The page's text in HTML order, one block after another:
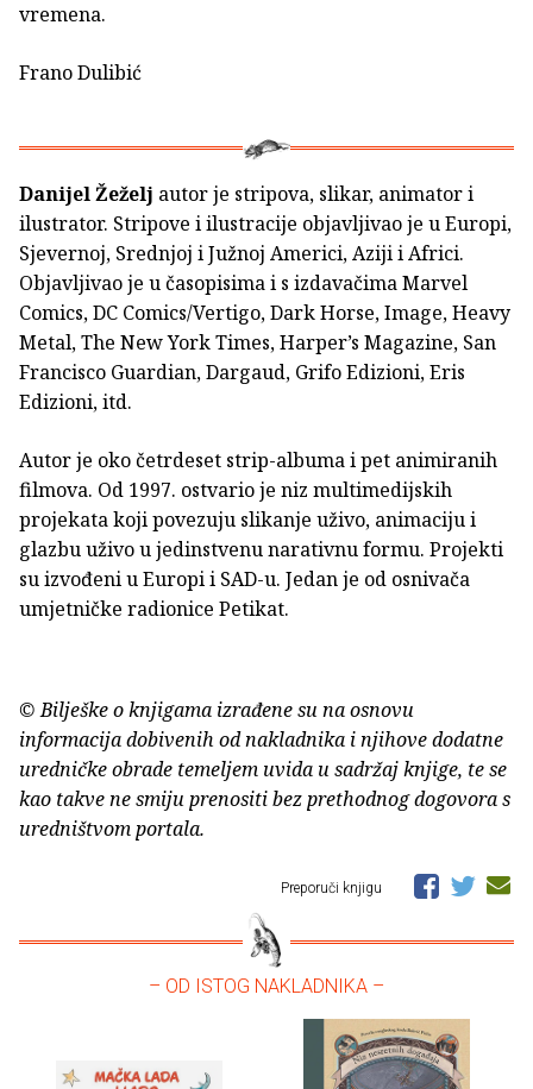
vremena.
Frano Dulibić
Danijel Žeželj autor je stripova, slikar, animator i
ilustrator. Stripove i ilustracije objavljivao je u Europi,
Sjevernoj, Srednjoj i Južnoj Americi, Aziji i Africi.
Objavljivao je u časopisima i s izdavačima Marvel
Comics, DC Comics/Vertigo, Dark Horse, Image, Heavy
Metal, The New York Times, Harper’s Magazine, San
Francisco Guardian, Dargaud, Grifo Edizioni, Eris
Edizioni, itd.
Autor je oko četrdeset strip-albuma i pet animiranih
filmova. Od 1997. ostvario je niz multimedijskih
projekata koji povezuju slikanje uživo, animaciju i
glazbu uživo u jedinstvenu narativnu formu. Projekti
su izvođeni u Europi i SAD-u. Jedan je od osnivača
umjetničke radionice Petikat.
© Bilješke o knjigama izrađene su na osnovu
informacija dobivenih od nakladnika i njihove dodatne
uredničke obrade temeljem uvida u sadržaj knjige, te se
kao takve ne smiju prenositi bez prethodnog dogovora s
uredništvom portala.
Preporuči knjigu
– OD ISTOG NAKLADNIKA –